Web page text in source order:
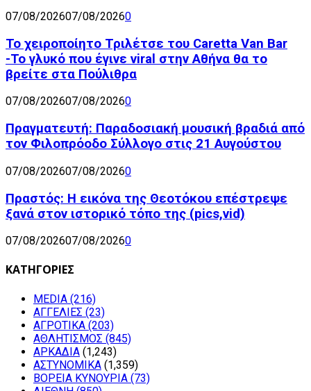
07/08/202607/08/20260
Το χειροποίητο Τριλέτσε του Caretta Van Bar
-Το γλυκό που έγινε viral στην Αθήνα θα το
βρείτε στα Πούλιθρα
07/08/202607/08/20260
Πραγματευτή: Παραδοσιακή μουσική βραδιά από
τον Φιλοπρόοδο Σύλλογο στις 21 Αυγούστου
07/08/202607/08/20260
Πραστός: Η εικόνα της Θεοτόκου επέστρεψε
ξανά στον ιστορικό τόπο της (pics,vid)
07/08/202607/08/20260
ΚΑΤΗΓΟΡΙΕΣ
MEDIA (216)
ΑΓΓΕΛΙΕΣ (23)
ΑΓΡΟΤΙΚΑ (203)
ΑΘΛΗΤΙΣΜΟΣ (845)
ΑΡΚΑΔΙΑ (1,243)
ΑΣΤΥΝΟΜΙΚΑ (1,359)
ΒΟΡΕΙΑ ΚΥΝΟΥΡΙΑ (73)